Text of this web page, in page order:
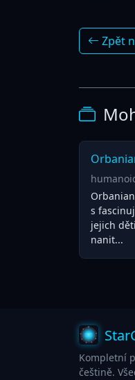
Zpět
s
jejich
nanit...
Kompletní
češtině.